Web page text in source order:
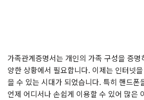
가족관계증명서는 개인의 가족 구성을 증
양한 상황에서 필요합니다. 이제는 인터넷
을 수 있는 시대가 되었습니다. 특히 핸드폰
언제 어디서나 손쉽게 이용할 수 있어 많은